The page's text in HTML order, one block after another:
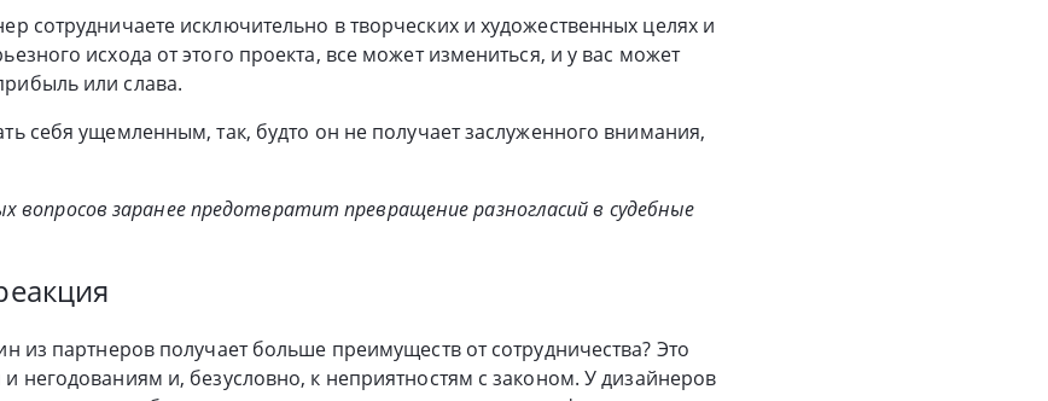
сотрудничаете исключительно в творческих и художественных целях и
исхода от этого проекта, все может измениться, и у вас может
или слава.
себя ущемленным, так, будто он не получает заслуженного внимания,
вопросов заранее предотвратит превращение разногласий в судебные
из партнеров получает больше преимуществ от сотрудничества? Это
негодованиям и, безусловно, к неприятностям с законом. У дизайнеров